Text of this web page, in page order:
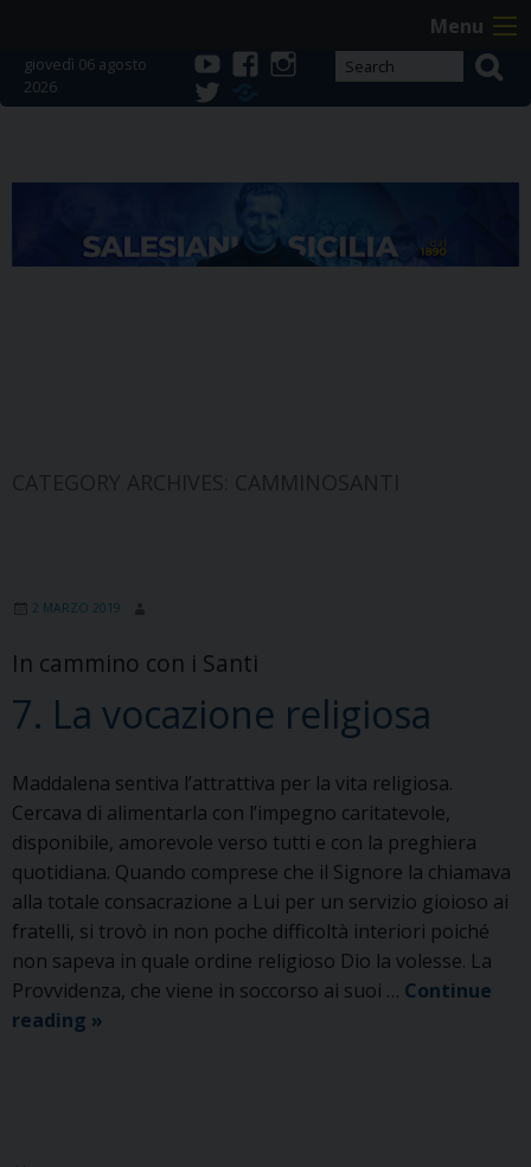
content
Menu
giovedì 06 agosto
2026
youtube
instagram
2 MARZO 2019
In cammino con i Santi
7. La vocazione religiosa
Maddalena sentiva l’attrattiva per la vita religiosa.
Cercava di alimentarla con l’impegno caritatevole,
disponibile, amorevole verso tutti e con la preghiera
quotidiana. Quando comprese che il Signore la chiamava
alla totale consacrazione a Lui per un servizio gioioso ai
fratelli, si trovò in non poche difficoltà interiori poiché
non sapeva in quale ordine religioso Dio la volesse. La
Provvidenza, che viene in soccorso ai suoi … Continue
reading 7.
»